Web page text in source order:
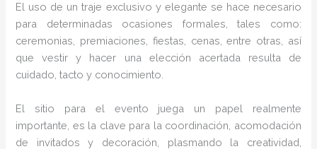
El uso de un traje exclusivo y elegante se hace necesario
para determinadas ocasiones formales, tales como:
ceremonias, premiaciones, fiestas, cenas, entre otras, así
que vestir y hacer una elección acertada resulta de
cuidado, tacto y conocimiento.
El sitio para el evento juega un papel realmente
importante, es la clave para la coordinación, acomodación
de invitados y decoración, plasmando la creatividad,